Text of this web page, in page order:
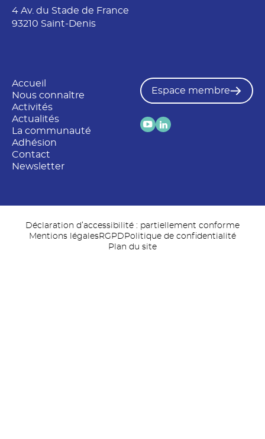
4 Av. du Stade de France
93210 Saint-Denis
Accueil
Nous connaître
Activités
Actualités
La communauté
Adhésion
Contact
Newsletter
Espace membre
Déclaration d’accessibilité : partiellement conforme
Mentions légalesRGPD Politique de confidentialité
Plan du site